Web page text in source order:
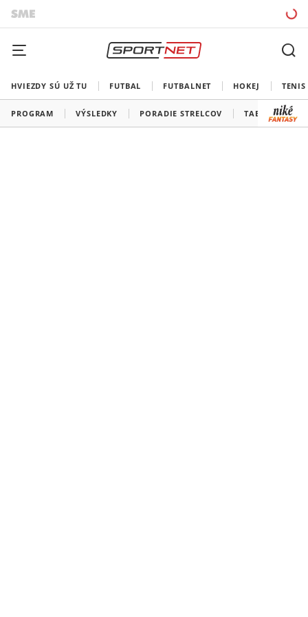
HVIEZDY SÚ UŽ TU FUTBAL FUTBALNET HOKEJ TENIS
PROGRAM VÝSLEDKY PORADIE STRELCOV TABUĽKY A